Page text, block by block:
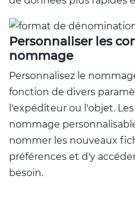
Personnaliser les
nommage
Personnalisez le
fonction de divers
l'expéditeur ou l'objet.
nommage
nommer les nouveaux
préférences et d'y
besoin.